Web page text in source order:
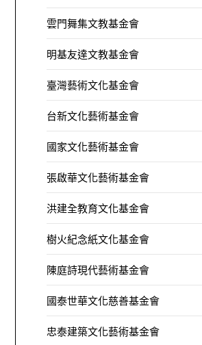
雲門舞集文教基金會
明基友達文教基金會
臺灣藝術文化基金會
台新文化藝術基金會
國家文化藝術基金會
張啟華文化藝術基金會
洪建全教育文化基金會
樹火紀念紙文化基金會
陳庭詩現代藝術基金會
國泰世華文化慈善基金會
忠泰建築文化藝術基金會